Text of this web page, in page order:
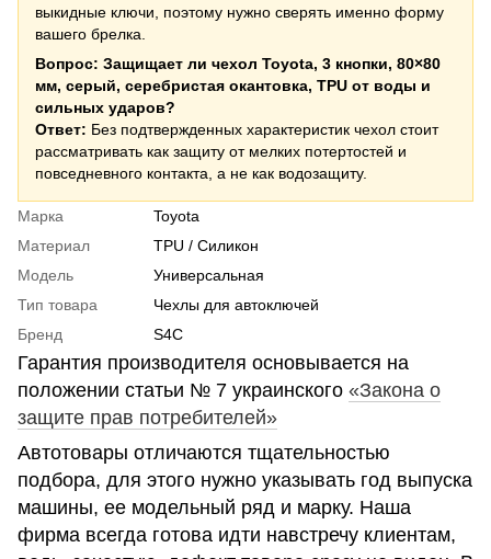
выкидные ключи, поэтому нужно сверять именно форму
вашего брелка.
Вопрос: Защищает ли чехол Toyota, 3 кнопки, 80×80
мм, серый, серебристая окантовка, TPU от воды и
сильных ударов?
Ответ: Без подтвержденных характеристик чехол стоит
рассматривать как защиту от мелких потертостей и
повседневного контакта, а не как водозащиту.
Марка
Toyota
Материал
TPU / Силикон
Модель
Универсальная
Тип товара
Чехлы для автоключей
Бренд
S4C
Гарантия производителя основывается на
положении статьи № 7 украинского «Закона о
защите прав потребителей»
Автотовары отличаются тщательностью
подбора, для этого нужно указывать год выпуска
машины, ее модельный ряд и марку. Наша
фирма всегда готова идти навстречу клиентам,